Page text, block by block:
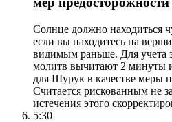
Солнце должно находиться
если вы находитесь на
видимым раньше. Для учета
молитв вычитают 2 минуты
для Шурук в качестве меры
Считается рискованным не
истечения этого
5:30